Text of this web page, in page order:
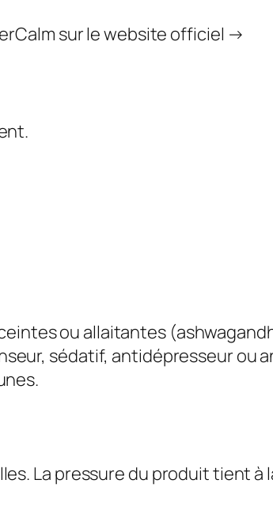
sur le website officiel →
ou allaitantes
sédatif, antidépresseur ou
La pressure du produit tient à